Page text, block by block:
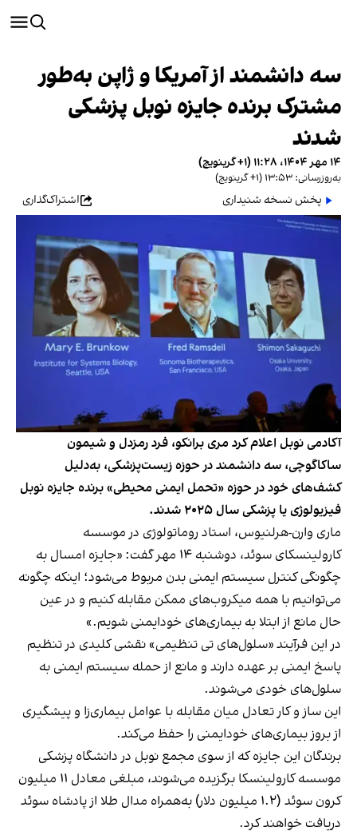
سه دانشمند از آمریکا و ژاپن به‌طور
مشترک برنده جایزه نوبل پزشکی
شدند
۱۴ مهر ۱۴۰۴، ۱۱:۲۸ (‎+۱ گرینویچ)
به‌روزرسانی: ۱۳:۵۳ (‎+۱ گرینویچ)
پخش نسخه شنیداری اشتراک‌گذاری
آکادمی نوبل اعلام کرد مری برانکو، فرد رمزدل و شیمون
ساکاگوچی، سه دانشمند در حوزه زیست‌پزشکی، به‌دلیل
کشف‌های خود در حوزه «تحمل ایمنی محیطی» برنده جایزه نوبل
فیزیولوژی یا پزشکی سال ۲۰۲۵ شدند.
ماری وارن-هرلنیوس، استاد روماتولوژی در موسسه
کارولینسکای سوئد، دوشنبه ۱۴ مهر گفت: «جایزه امسال به
چگونگی کنترل سیستم ایمنی بدن مربوط می‌شود؛ اینکه چگونه
می‌توانیم با همه میکروب‌های ممکن مقابله کنیم و در عین
حال مانع از ابتلا به بیماری‌های خودایمنی شویم.»
در این فرآیند «سلول‌های تی تنظیمی» نقشی کلیدی در تنظیم
پاسخ ایمنی بر عهده دارند و مانع از حمله سیستم ایمنی به
سلول‌های خودی می‌شوند.
این ساز و کار تعادل میان مقابله با عوامل بیماری‌زا و پیشگیری
از بروز بیماری‌های خودایمنی را حفظ می‌کند.
برندگان این جایزه که از سوی مجمع نوبل در دانشگاه پزشکی
موسسه کارولینسکا بر‌گزیده می‌شوند، مبلغی معادل ۱۱ میلیون
کرون سوئد (۱.۲ میلیون دلار) به‌همراه مدال طلا از پادشاه سوئد
دریافت خواهند کرد.